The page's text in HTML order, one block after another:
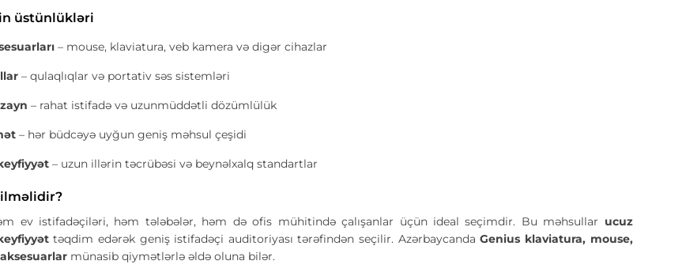
üstünlükləri
– mouse, klaviatura, veb kamera və digər cihazlar
– qulaqlıqlar və portativ səs sistemləri
– rahat istifadə və uzunmüddətli dözümlülük
– hər büdcəyə uyğun geniş məhsul çeşidi
– uzun illərin təcrübəsi və beynəlxalq standartlar
ev istifadəçiləri, həm tələbələr, həm də ofis mühitində çalışanlar üçün ideal seçimdir. Bu məhsullar ucuz
təqdim edərək geniş istifadəçi auditoriyası tərəfindən seçilir. AzərbaycandaGenius klaviatura, mouse,
münasib qiymətlərlə əldə oluna bilər.